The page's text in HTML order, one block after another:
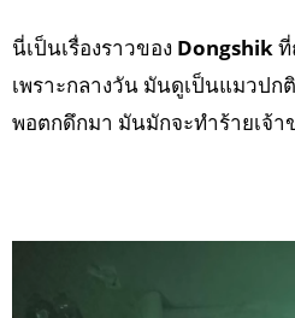
นี่เป็นเรื่องราวของ Dongshikที่
เพราะกลางวัน มันดูเป็นแมวป
พอตกดึกมา มันมักจะทำร้ายเจ้